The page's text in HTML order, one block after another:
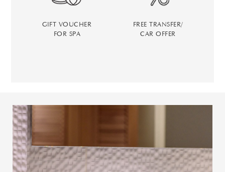
GIFT VOUCHER
FOR SPA
FREE TRANSFER/
CAR OFFER